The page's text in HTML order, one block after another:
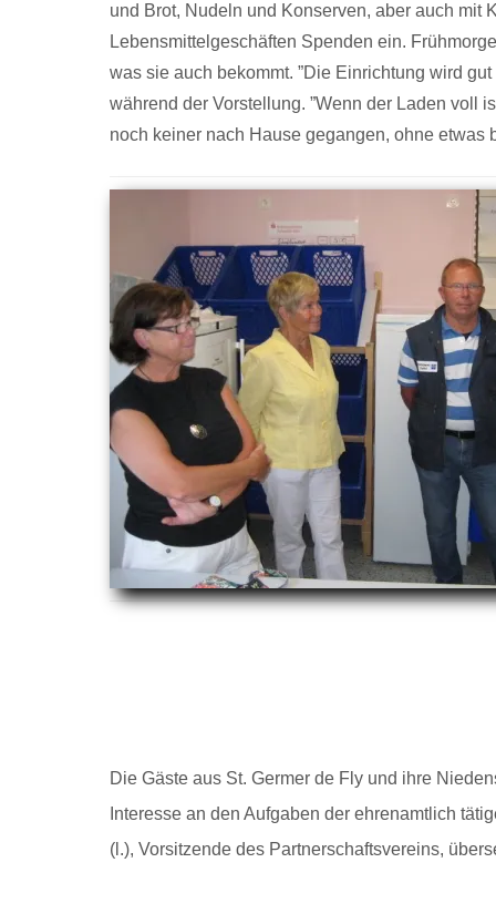
und Brot, Nudeln und Konserven, aber auch mit
Lebensmittelgeschäften Spenden ein.
was sie auch bekommt. ”Die Einrichtung wird
während der Vorstellung. ”Wenn der Laden voll
noch keiner nach Hause gegangen, ohne etwas
Die Gäste aus St. Germer de Fly und ihre
Interesse an den Aufgaben der ehrenamtlich
(l.), Vorsitzende des Partnerschaftsvereins,